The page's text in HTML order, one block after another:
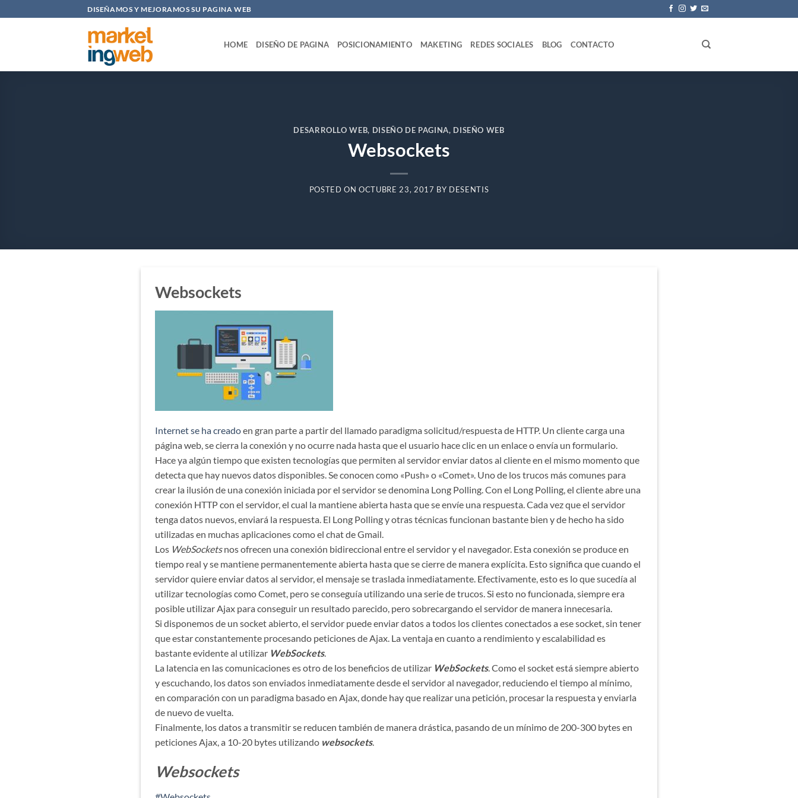
al
DISEÑAMOS Y MEJORAMOS SU PAGINA WEB
HOME DISEÑO DE PAGINA POSICIONAMIENTO MAKETING REDES SOCIALES BLOG CONTACTO
DESARROLLO WEB, DISEÑO DE PAGINA, DISEÑO WEB
Websockets
POSTED ONOCTUBRE 23, 2017 BY DESENTIS
Websockets
Internet se ha creadoen gran parte a partir del llamado paradigma solicitud/respuesta de HTTP. Un cliente carga una
página web, se cierra la conexión y no ocurre nada hasta que el usuario hace clic en un enlace o envía un formulario.
Hace ya algún tiempo que existen tecnologías que permiten al servidor enviar datos al cliente en el mismo momento que
detecta que hay nuevos datos disponibles. Se conocen como «Push» o «Comet». Uno de los trucos más comunes para
crear la ilusión de una conexión iniciada por el servidor se denomina Long Polling. Con el Long Polling, el cliente abre una
conexión HTTP con el servidor, el cual la mantiene abierta hasta que se envíe una respuesta. Cada vez que el servidor
tenga datos nuevos, enviará la respuesta. El Long Polling y otras técnicas funcionan bastante bien y de hecho ha sido
utilizadas en muchas aplicaciones como el chat de Gmail.
Los WebSocketsnos ofrecen una conexión bidireccional entre el servidor y el navegador. Esta conexión se produce en
tiempo real y se mantiene permanentemente abierta hasta que se cierre de manera explícita. Esto significa que cuando el
servidor quiere enviar datos al servidor, el mensaje se traslada inmediatamente. Efectivamente, esto es lo que sucedía al
utilizar tecnologías como Comet, pero se conseguía utilizando una serie de trucos. Si esto no funcionada, siempre era
posible utilizar Ajax para conseguir un resultado parecido, pero sobrecargando el servidor de manera innecesaria.
Si disponemos de un socket abierto, el servidor puede enviar datos a todos los clientes conectados a ese socket, sin tener
que estar constantemente procesando peticiones de Ajax. La ventaja en cuanto a rendimiento y escalabilidad es
bastante evidente al utilizar WebSockets.
La latencia en las comunicaciones es otro de los beneficios de utilizar WebSockets. Como el socket está siempre abierto
y escuchando, los datos son enviados inmediatamente desde el servidor al navegador, reduciendo el tiempo al mínimo,
en comparación con un paradigma basado en Ajax, donde hay que realizar una petición, procesar la respuesta y enviarla
de nuevo de vuelta.
Finalmente, los datos a transmitir se reducen también de manera drástica, pasando de un mínimo de 200-300 bytes en
peticiones Ajax, a 10-20 bytes utilizando websockets.
Websockets